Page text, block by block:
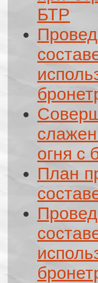
БТР
огня с
План